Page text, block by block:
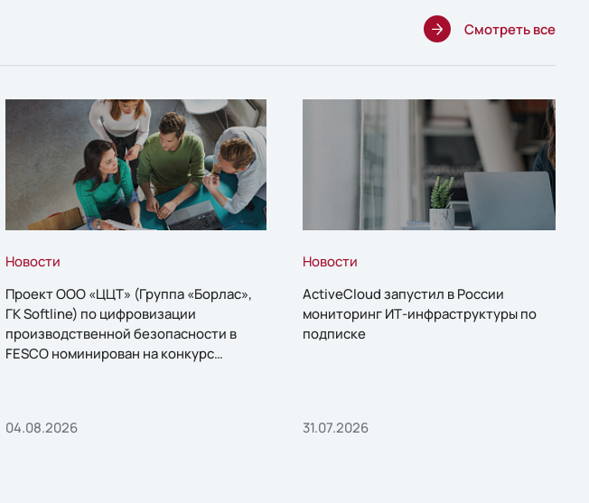
Смотреть все
Новости
Проект ООО «ЦЦТ» (Группа «Борлас»,
ГК Softline) по цифровизации
производственной безопасности в
FESCO номинирован на конкурс
04.08.2026
Новости
ActiveCloud запустил в России
мониторинг ИТ-инфраструктуры по
подписке
31.07.2026